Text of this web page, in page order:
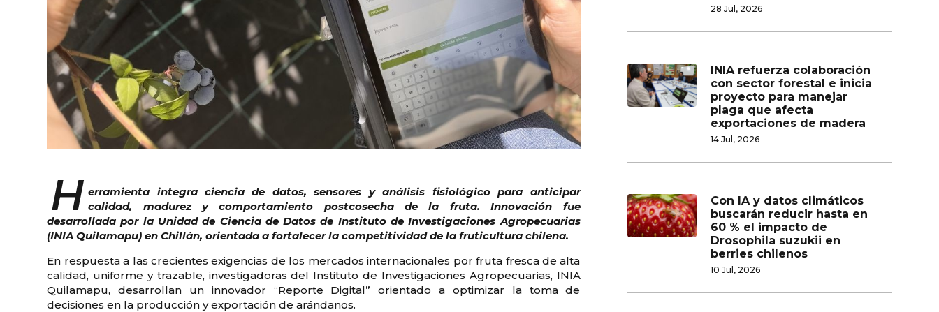
H erramienta integra ciencia de datos, sensores y análisis fisiológico para anticipar
calidad, madurez y comportamiento postcosecha de la fruta. Innovación fue
desarrollada por la Unidad de Ciencia de Datos de Instituto de Investigaciones Agropecuarias
(INIA Quilamapu) en Chillán, orientada a fortalecer la competitividad de la fruticultura chilena.
En respuesta a las crecientes exigencias de los mercados internacionales por fruta fresca de alta
calidad, uniforme y trazable, investigadoras del Instituto de Investigaciones Agropecuarias, INIA
Quilamapu, desarrollan un innovador “Reporte Digital” orientado a optimizar la toma de
decisiones en la producción y exportación de arándanos.
28 Jul, 2026
INIA refuerza colaboración
con sector forestal e inicia
proyecto para manejar
plaga que afecta
exportaciones de madera
14 Jul, 2026
Con IA y datos climáticos
buscarán reducir hasta en
60 % el impacto de
Drosophila suzukii en
berries chilenos
10 Jul, 2026